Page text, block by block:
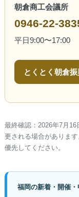
朝倉商工会議所
0946-22-
平日9:00〜17:00
とくとく朝倉
最終確認：2026年7月
更される場合がありま
優先してください。
福岡の新着・開催